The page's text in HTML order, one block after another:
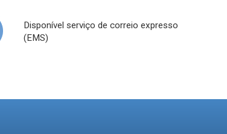
Disponível serviço de correio expresso
(EMS)